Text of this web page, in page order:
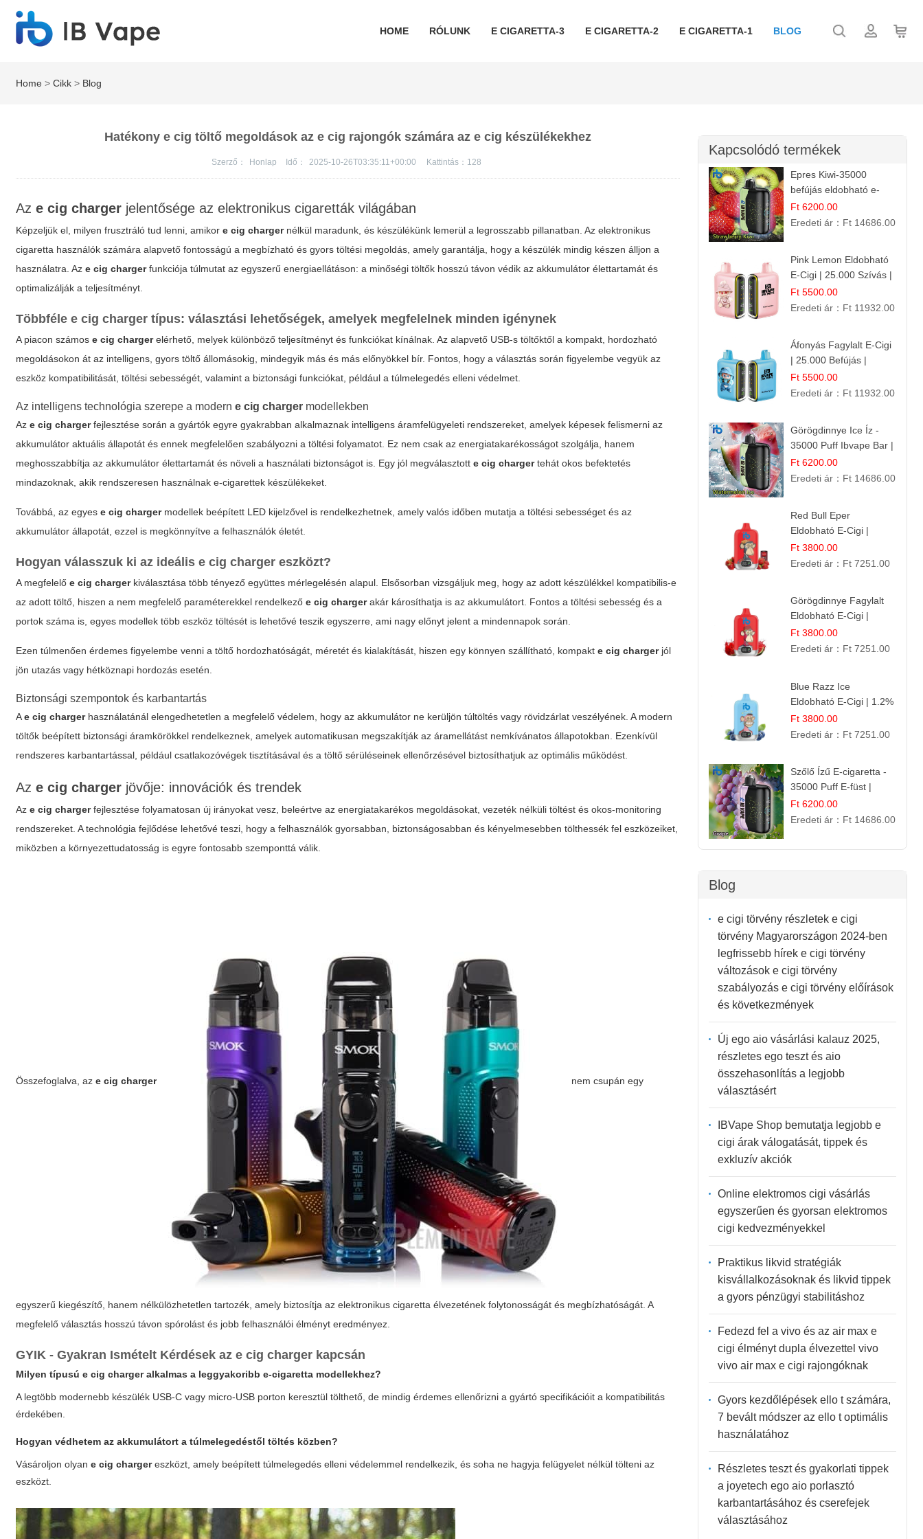
HOME RÓLUNK E CIGARETTA-3 E CIGARETTA-2 E CIGARETTA-1 BLOG
Home >Cikk > Blog
Hatékony e cig töltő megoldások az e cig rajongók számára az e cig készülékekhez
Szerző： Honlap Idő： 2025-10-26T03:35:11+00:00 Kattintás： 128
Aze cig charger jelentősége az elektronikus cigaretták világában
Képzeljük el, milyen frusztráló tud lenni, amikore cig chargernélkül maradunk, és készülékünk lemerül a legrosszabb pillanatban. Azelektronikus
cigaretta használók számára alapvető fontosságú a megbízható és gyors töltési megoldás, amely garantálja, hogy a készülék mindig készen álljon a
használatra. Aze cig chargerfunkciója túlmutat az egyszerű energiaellátáson: a minőségi töltők hosszú távon védik az akkumulátor élettartamát és
optimalizálják a teljesítményt.
Többfélee cig charger típus: választási lehetőségek, amelyek megfelelnek minden igénynek
A piacon számose cig chargerelérhető, melyek különböző teljesítményt és funkciókat kínálnak. Az alapvető USB-s töltőktől a kompakt, hordozható
megoldásokon át az intelligens, gyors töltő állomásokig, mindegyik más és más előnyökkel bír. Fontos, hogy a választás során figyelembe vegyük az
eszköz kompatibilitását, töltési sebességét, valamint a biztonsági funkciókat, például a túlmelegedés elleni védelmet.
Az intelligens technológia szerepe a moderne cig charger modellekben
Aze cig chargerfejlesztése során a gyártók egyre gyakrabban alkalmaznak intelligens áramfelügyeleti rendszereket, amelyek képesek felismerni az
akkumulátor aktuális állapotát és ennek megfelelően szabályozni a töltési folyamatot. Ez nem csak az energiatakarékosságot szolgálja, hanem
meghosszabbítja az akkumulátor élettartamát és növeli a használati biztonságot is. Egy jól megválasztotte cig chargertehát okos befektetés
mindazoknak, akik rendszeresen használnak e-cigarettek készülékeket.
Továbbá, az egyese cig chargermodellek beépített LED kijelzővel is rendelkezhetnek, amely valós időben mutatja a töltési sebességet és az
akkumulátor állapotát, ezzel is megkönnyítve a felhasználók életét.
Hogyan válasszuk ki az ideálise cig charger eszközt?
A megfelelőe cig chargerkiválasztása több tényező együttes mérlegelésén alapul. Elsősorban vizsgáljuk meg, hogy az adott készülékkel kompatibilis-e
az adott töltő, hiszen a nem megfelelő paraméterekkel rendelkezőe cig chargerakár károsíthatja is az akkumulátort. Fontos a töltési sebesség és a
portok száma is, egyes modellek több eszköz töltését is lehetővé teszik egyszerre, ami nagy előnyt jelent a mindennapok során.
Ezen túlmenően érdemes figyelembe venni a töltő hordozhatóságát, méretét és kialakítását, hiszen egy könnyen szállítható, kompakte cig chargerjól
jön utazás vagy hétköznapi hordozás esetén.
Biztonsági szempontok és karbantartás
Ae cig chargerhasználatánál elengedhetetlen a megfelelő védelem, hogy az akkumulátor ne kerüljön túltöltés vagy rövidzárlat veszélyének. A modern
töltők beépített biztonsági áramkörökkel rendelkeznek, amelyek automatikusan megszakítják az áramellátást nemkívánatos állapotokban. Ezenkívül
rendszeres karbantartással, például csatlakozóvégek tisztításával és a töltő sérüléseinek ellenőrzésével biztosíthatjuk az optimális működést.
Aze cig charger jövője: innovációk és trendek
Aze cig chargerfejlesztése folyamatosan új irányokat vesz, beleértve az energiatakarékos megoldásokat, vezeték nélküli töltést és okos-monitoring
rendszereket. A technológia fejlődése lehetővé teszi, hogy a felhasználók gyorsabban, biztonságosabban és kényelmesebben tölthessék fel eszközeiket,
miközben a környezettudatosság is egyre fontosabb szemponttá válik.
Összefoglalva, aze cig charger nem csupán egy
egyszerű kiegészítő, hanem nélkülözhetetlen tartozék, amely biztosítja azelektronikus cigaretta élvezetének folytonosságát és megbízhatóságát. A
megfelelő választás hosszú távon spórolást és jobb felhasználói élményt eredményez.
GYIK - Gyakran Ismételt Kérdések aze cig charger kapcsán
Milyen típusúe cig chargeralkalmas a leggyakoribb e-cigaretta modellekhez?
A legtöbb modernebb készülék USB-C vagy micro-USB porton keresztül tölthető, de mindig érdemes ellenőrizni a gyártó specifikációit a kompatibilitás
érdekében.
Hogyan védhetem az akkumulátort a túlmelegedéstől töltés közben?
Vásároljon olyane cig chargereszközt, amely beépített túlmelegedés elleni védelemmel rendelkezik, és soha ne hagyja felügyelet nélkül tölteni az
eszközt.
Kapcsolódó termékek
Epres Kiwi-35000
befújás eldobható e-
cigaretta
Ft 6200.00
Eredeti ár： Ft 14686.00
Pink Lemon Eldobható
E-Cigi | 25.000 Szívás |
Rózsaszín Citrom Íz
Ft 5500.00
Eredeti ár： Ft 11932.00
Áfonyás Fagylalt E-Cigi
| 25.000 Befújás |
Eldobható E-Cigaretta
Ft 5500.00
Eredeti ár： Ft 11932.00
Görögdinnye Ice Íz -
35000 Puff Ibvape Bar |
Frissítő Mentolos
Élmény!
Ft 6200.00
Eredeti ár： Ft 14686.00
Red Bull Eper
Eldobható E-Cigi |
Energiaital Íz | Készülék
Használat
Ft 3800.00
Eredeti ár： Ft 7251.00
Görögdinnye Fagylalt
Eldobható E-Cigi |
12.000 Szívás | Édes
Vízidín Íz
Ft 3800.00
Eredeti ár： Ft 7251.00
Blue Razz Ice
Eldobható E-Cigi | 1.2%
Nikotin | Jéghideg
Málna Íz
Ft 3800.00
Eredeti ár： Ft 7251.00
Szőlő Ízű E-cigaretta -
35000 Puff E-füst |
Intenzív
Gyümölcsélmény!
Ft 6200.00
Eredeti ár： Ft 14686.00
Blog
e cigi törvény részletek e cigi
törvény Magyarországon 2024-ben
legfrissebb hírek e cigi törvény
változások e cigi törvény
szabályozás e cigi törvény előírások
és következmények
Új ego aio vásárlási kalauz 2025,
részletes ego teszt és aio
összehasonlítás a legjobb
választásért
IBVape Shop bemutatja legjobb e
cigi árak válogatását, tippek és
exkluzív akciók
Online elektromos cigi vásárlás
egyszerűen és gyorsan elektromos
cigi kedvezményekkel
Praktikus likvid stratégiák
kisvállalkozásoknak és likvid tippek
a gyors pénzügyi stabilitáshoz
Fedezd fel a vivo és az air max e
cigi élményt dupla élvezettel vivo
vivo air max e cigi rajongóknak
Gyors kezdőlépések ello t számára,
7 bevált módszer az ello t optimális
használatához
Részletes teszt és gyakorlati tippek
a joyetech ego aio porlasztó
karbantartásához és cserefejek
választásához